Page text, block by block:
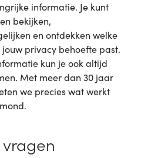
informatie. Je kunt
bekijken,
en ontdekken welke
privacy behoefte past.
kun je ook altijd
Met meer dan 30 jaar
we precies wat werkt